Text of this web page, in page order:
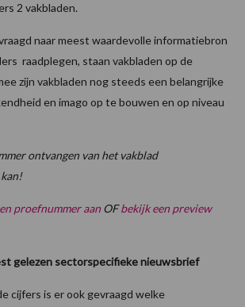
2 vakbladen.
naar meest waardevolle informatiebron
raadplegen, staan vakbladen op de
zijn vakbladen nog steeds een belangrijke
en imago op te bouwen en op niveau
ontvangen van het vakblad
proefnummer aan OFbekijk een preview
gelezen sectorspecifieke nieuwsbrief
cijfers is er ook gevraagd welke